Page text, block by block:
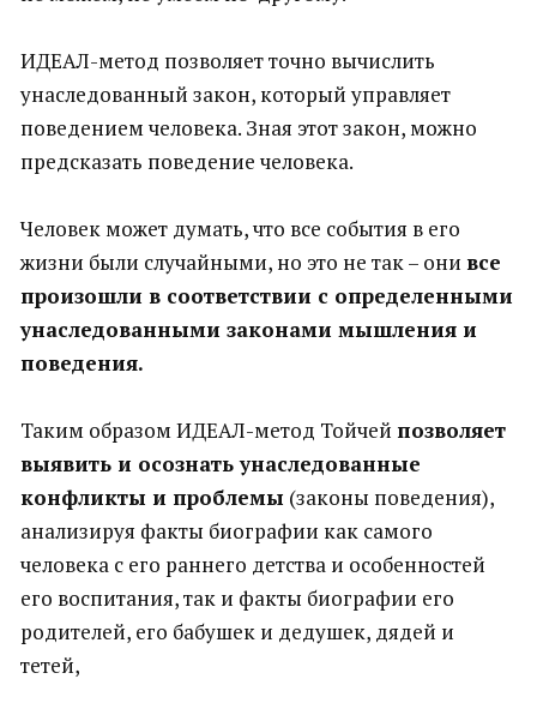
ИДЕАЛ-метод позволяет точно вычислить
унаследованный закон, который управляет
поведением человека. Зная этот закон, можно
предсказать поведение человека.
Человек может думать, что все события в его
жизни были случайными, но это не так – они все
произошли в соответствии с определенными
унаследованными законами мышления и
поведения.
Таким образом ИДЕАЛ-метод Тойчей позволяет
выявить и осознать унаследованные
конфликты и проблемы (законы поведения),
анализируя факты биографии как самого
человека с его раннего детства и особенностей
его воспитания, так и факты биографии его
родителей, его бабушек и дедушек, дядей и
тетей,